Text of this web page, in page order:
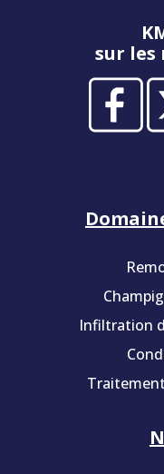
sur les
Infiltration